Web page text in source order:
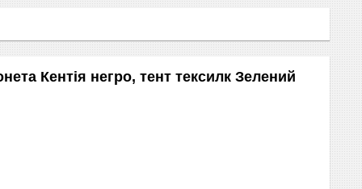
Кентія негро, тент тексилк Зелений